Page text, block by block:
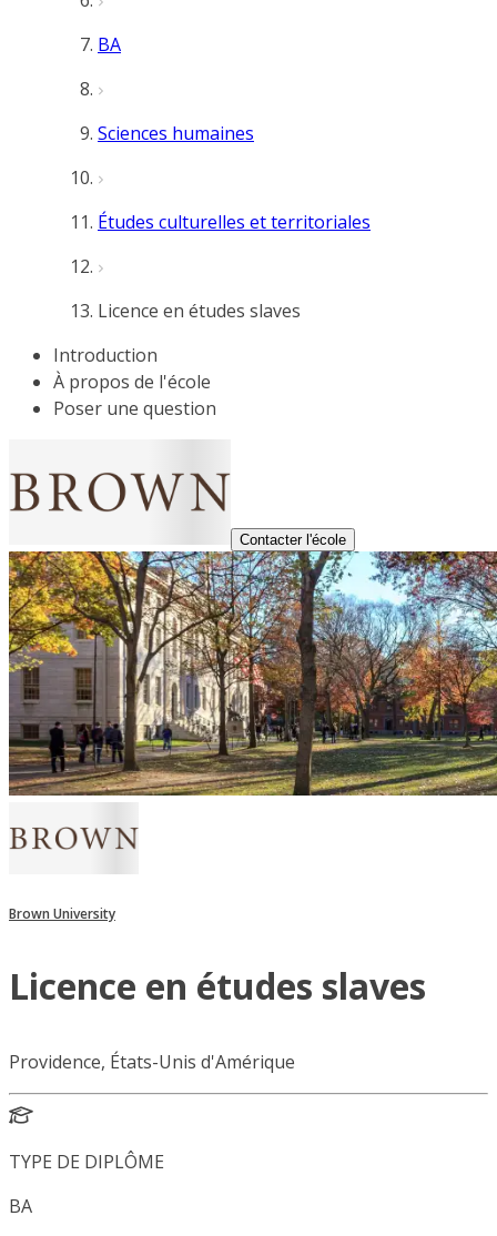
BA
Sciences humaines
Études culturelles et territoriales
Licence en études slaves
Introduction
À propos de l'école
Poser une question
Contacter l'école
Brown University
Licence en études slaves
Providence, États-Unis d'Amérique
TYPE DE DIPLÔME
BA